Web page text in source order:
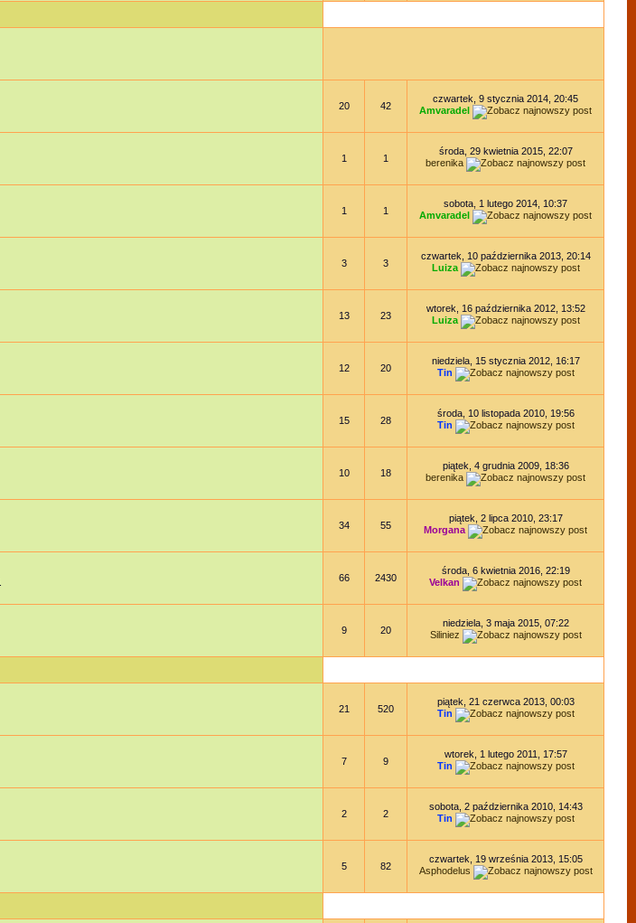
20 42
czwartek, 9 stycznia 2014, 20:45
Amvaradel
1 1
środa, 29 kwietnia 2015, 22:07
berenika
1 1
sobota, 1 lutego 2014, 10:37
Amvaradel
3 3
czwartek, 10 października 2013, 20:14
Luiza
13 23
wtorek, 16 października 2012, 13:52
Luiza
12 20
niedziela, 15 stycznia 2012, 16:17
Tin
15 28
środa, 10 listopada 2010, 19:56
Tin
10 18
piątek, 4 grudnia 2009, 18:36
berenika
34 55
piątek, 2 lipca 2010, 23:17
Morgana
66 2430
środa, 6 kwietnia 2016, 22:19
Velkan
9 20
niedziela, 3 maja 2015, 07:22
Siliniez
21 520
piątek, 21 czerwca 2013, 00:03
Tin
7 9
wtorek, 1 lutego 2011, 17:57
Tin
2 2
sobota, 2 października 2010, 14:43
Tin
5 82
czwartek, 19 września 2013, 15:05
Asphodelus